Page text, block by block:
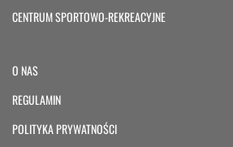
CENTRUM SPORTOWO-REKREACYJNE
O NAS
REGULAMIN
POLITYKA PRYWATNOŚCI